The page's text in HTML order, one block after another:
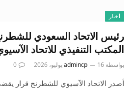
أخبار
رئيس الاتحاد السعودي
المكتب التنفيذي للاتحاد
بواسطة admincp 16 يوليو، 2026 0
أصدر الاتحاد الآسيوي للشطرنج قرار